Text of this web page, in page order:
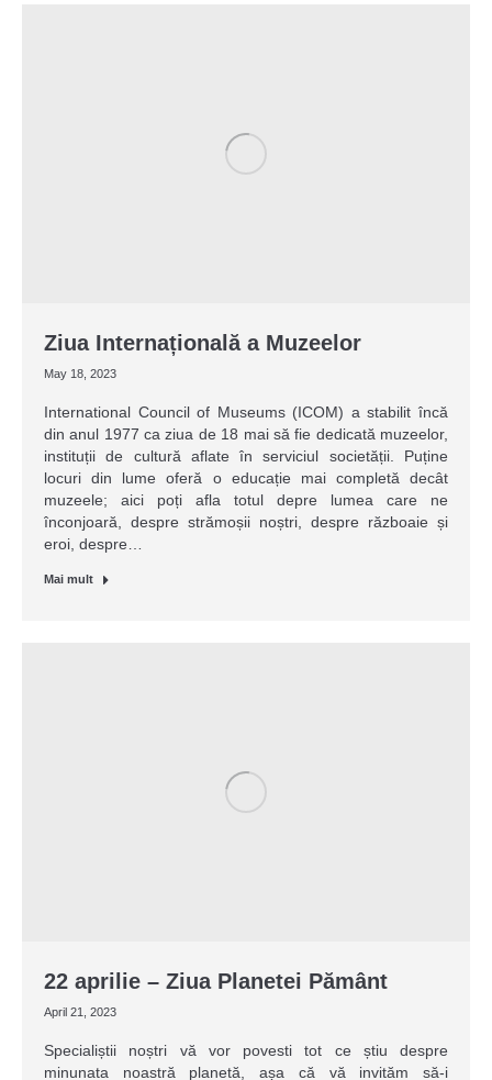
Ziua Internațională a Muzeelor
May 18, 2023
International Council of Museums (ICOM) a stabilit încă
din anul 1977 ca ziua de 18 mai să fie dedicată muzeelor,
instituții de cultură aflate în serviciul societății. Puține
locuri din lume oferă o educație mai completă decât
muzeele; aici poți afla totul depre lumea care ne
înconjoară, despre strămoșii noștri, despre războaie și
eroi, despre…
Mai mult
22 aprilie – Ziua Planetei Pământ
April 21, 2023
Specialiștii noștri vă vor povesti tot ce știu despre
minunata noastră planetă, așa că vă invităm să-i